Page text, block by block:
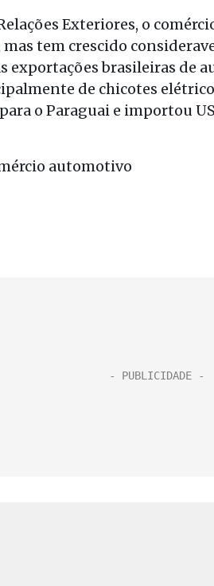
Exteriores, o
tem crescido
brasileiras de
de chicotes
o Paraguai e importou
automotivo